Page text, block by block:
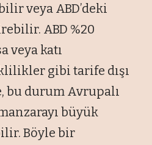
veya ABD’deki
ABD %20
veya katı
gibi tarife dışı
bu durum Avrupalı
büyük
Böyle bir